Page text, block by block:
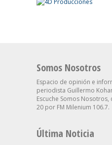
Somos Nosotros
Espacio de opinión e
periodista Guillermo
Escuche Somos Nosotros,
20 por FM Milenium 106.7.
Última Noticia